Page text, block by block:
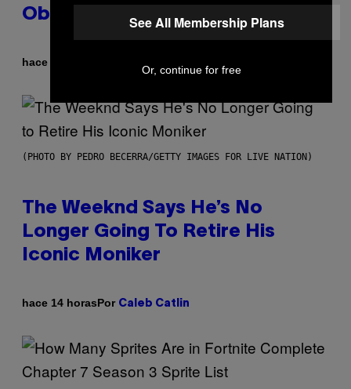
Obama?
hace 13 horas
(PHOTO BY PEDRO BECERRA/GETTY IMAGES FOR LIVE NATION)
The Weeknd Says He’s No
Longer Going To Retire His
Iconic Moniker
hace 14 horasPor Caleb Catlin
See All Membership Plans
Or, continue for free